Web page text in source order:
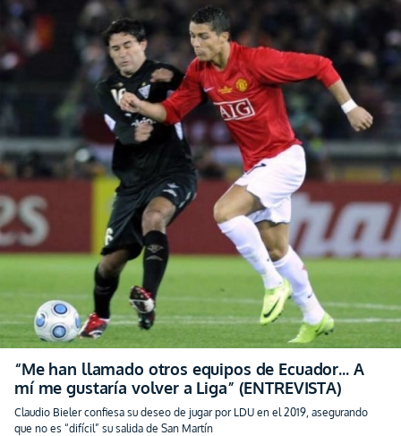
“Me han llamado otros equipos de Ecuador… A
mí me gustaría volver a Liga” (ENTREVISTA)
Claudio Bieler confiesa su deseo de jugar por LDU en el 2019, asegurando
que no es “difícil” su salida de San Martín